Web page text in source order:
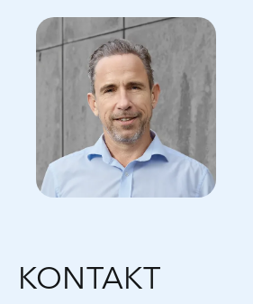
KONTAKT